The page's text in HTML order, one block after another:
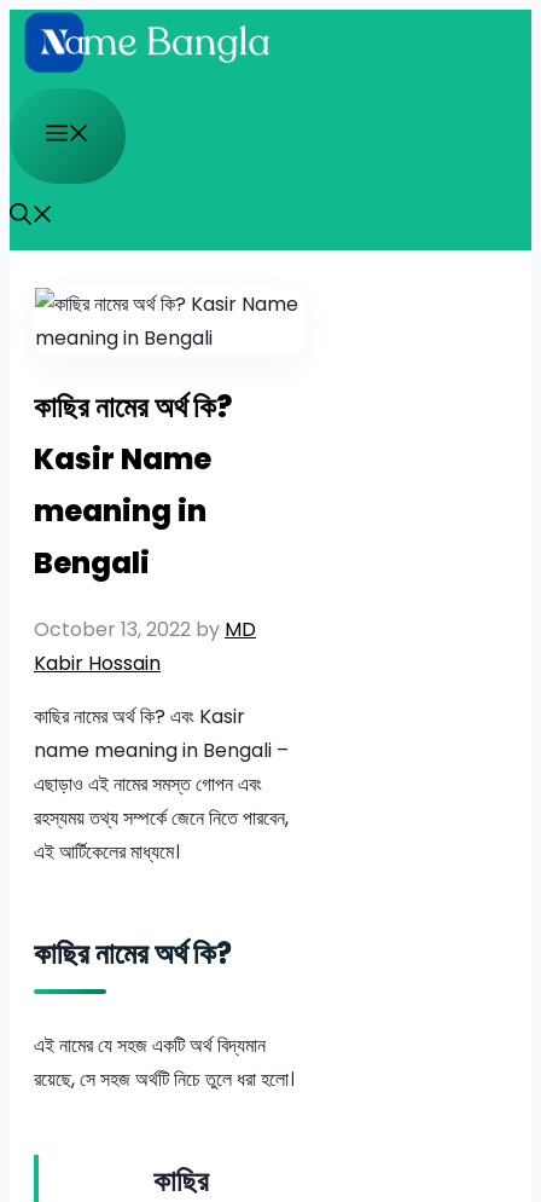
Skip
to
content
Menu
কাছির নামের অর্থ কি?
Kasir Name
meaning in
Bengali
October 13, 2022 by MD
Kabir Hossain
কাছির নামের অর্থ কি? এবং Kasir
name meaning in Bengali –
এছাড়াও এই নামের সমস্ত গোপন এবং
রহস্যময় তথ্য সম্পর্কে জেনে নিতে পারবেন,
এই আর্টিকেলের মাধ্যমে।
কাছির নামের অর্থ কি?
এই নামের যে সহজ একটি অর্থ বিদ্যমান
রয়েছে, সে সহজ অর্থটি নিচে তুলে ধরা হলো।
কাছির